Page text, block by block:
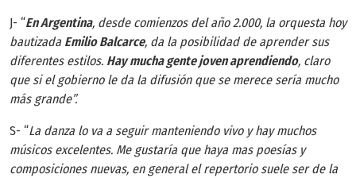
J- “En Argentina, desde comienzos del año 2.000, la orquesta hoy
bautizada Emilio Balcarce, da la posibilidad de aprender sus
diferentes estilos. Hay mucha gente joven aprendiendo, claro
que si el gobierno le da la difusión que se merece sería mucho
más grande”.
S- “La danza lo va a seguir manteniendo vivo y hay muchos
músicos excelentes. Me gustaría que haya mas poesías y
composiciones nuevas, en general el repertorio suele ser de la